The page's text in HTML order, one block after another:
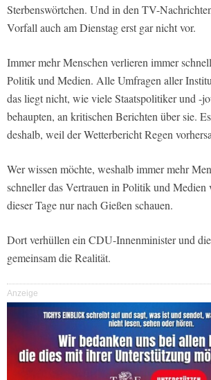
Sterbenswörtchen. Und in den TV-
Vorfall auch am Dienstag erst gar nicht vor.
Immer mehr Menschen verlieren immer
Politik und Medien. Alle Umfragen aller
das liegt nicht, wie viele Staatspolitiker und -
behaupten, an kritischen Berichten über sie.
deshalb, weil der Wetterbericht Regen
Wer wissen möchte, weshalb immer mehr
schneller das Vertrauen in Politik und Medien
dieser Tage nur nach Gießen schauen.
Dort verhüllen ein CDU-Innenminister und
gemeinsam die Realität.
Anzeige